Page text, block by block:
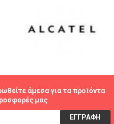
άμεσα για τα προϊόντα
μας